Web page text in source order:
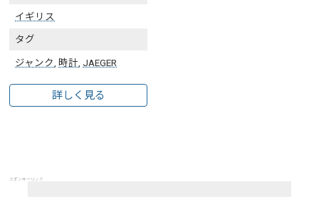
イギリス
タグ
ジャンク 時計 JAEGER
詳しく見る
スポンサーリンク